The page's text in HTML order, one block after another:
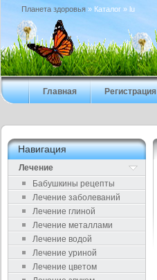
Планета здоровья » Каталог » lu
Главная Регистрация
Навигация
Лечение
Бабушкины рецепты
Лечение заболеваний
Лечение глиной
Лечение металлами
Лечение водой
Лечение уриной
Лечение цветом